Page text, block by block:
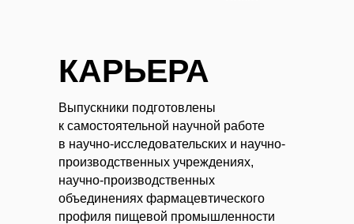
Выпускники подготовлены
к самостоятельной научной работе
в научно-исследовательских и научно-
производственных учреждениях,
научно-производственных
объединениях фармацевтического
профиля пищевой промышленности
КАРЬЕРА